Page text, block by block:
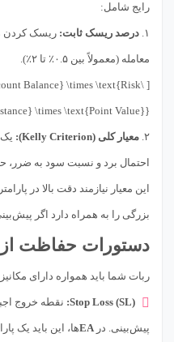
رایج شامل:
۱. درصد ریسک ثابت: ریسک کردن
معامله (معمولاً بین ۰.۵٪ تا ۲٪).
Balance} \times \text{Risk
\times \text{Point Value}} ]
۲. معیار کلی (Kelly Criterion):
احتمال برد و نسبت سود به ضرر،
این معیار نیازمند دقت بالا در
بزرگی را به همراه دارد اگر
دستورات حفاظت
ربات شما باید همواره دارای
Stop Loss (SL): نقطه خروج
پیش‌بینی. درEA‌ها، این باید یک